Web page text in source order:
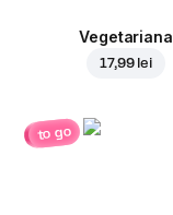
Vegetariana
17,99 lei
to go